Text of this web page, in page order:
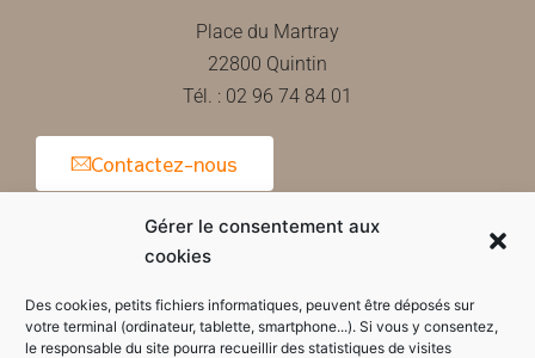
Gérer le consentement aux
cookies
Des cookies, petits fichiers informatiques, peuvent être déposés sur
votre terminal (ordinateur, tablette, smartphone...). Si vous y consentez,
le responsable du site pourra recueillir des statistiques de visites
Place du Martray
22800 Quintin
Tél. : 02 96 74 84 01
Contactez-nous
Horaires d'ouverture de la mairie